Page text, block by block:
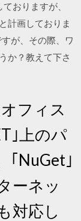
おりますが、
計画しておりま
が、その際、ワ
か？教えて下さ
フィス
｣上のパ
｢NuGet｣
ーネッ
対応し